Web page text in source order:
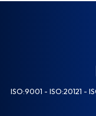
ISO:9001 - ISO:20121 -